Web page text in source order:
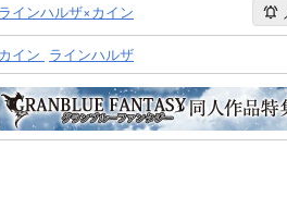
ラインハルザ×カイン
カイン ラインハルザ